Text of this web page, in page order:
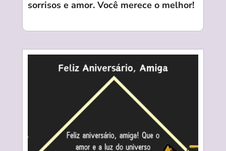
sorrisos e amor. Você merece o melhor!